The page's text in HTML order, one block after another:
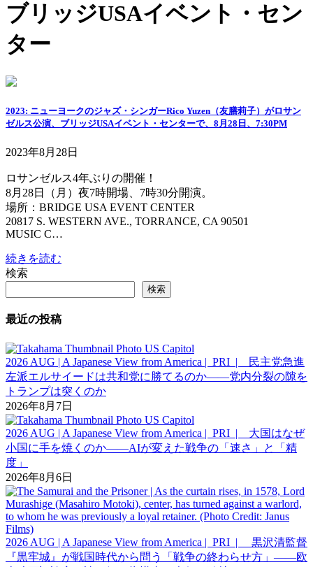
ブリッジUSAイベント・セン
ター
2023: ニューヨークのジャズ・シンガーRico Yuzen（友膳莉子）がロサン
ゼルス公演、ブリッジUSAイベント・センターで、8月28日、7:30PM
2023年8月28日
ロサンゼルス4年ぶりの開催！
8月28日（月）夜7時開場、7時30分開演。
場所：BRIDGE USA EVENT CENTER
20817 S. WESTERN AVE., TORRANCE, CA 90501
MUSIC C…
続きを読む
検索
検索
最近の投稿
2026 AUG | A Japanese View from America | PRI | 民主党急進
左派エルサイードは共和党に勝てるのか――党内分裂の隙を
トランプは突くのか
2026年8月7日
2026 AUG | A Japanese View from America | PRI | 大国はなぜ
小国に手を焼くのか――AIが変えた戦争の「速さ」と「精
度」
2026年8月6日
2026 AUG | A Japanese View from America | PRI | 黒沢清監督
『黒牢城』が戦国時代から問う「戦争の終わらせ方」――欧